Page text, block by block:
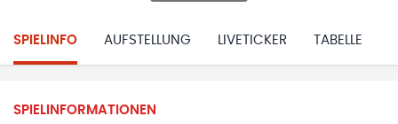
SPIELINFO AUFSTELLUNG LIVETICKER TABELLE
SPIELINFORMATIONEN